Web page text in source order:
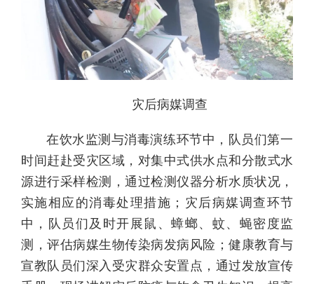
灾后病媒调查
在饮水监测与消毒演练环节中，队员们第一
时间赶赴受灾区域，对集中式供水点和分散式水
源进行采样检测，通过检测仪器分析水质状况，
实施相应的消毒处理措施；灾后病媒调查环节
中，队员们及时开展鼠、蟑螂、蚊、蝇密度监
测，评估病媒生物传染病发病风险；健康教育与
宣教队员们深入受灾群众安置点，通过发放宣传